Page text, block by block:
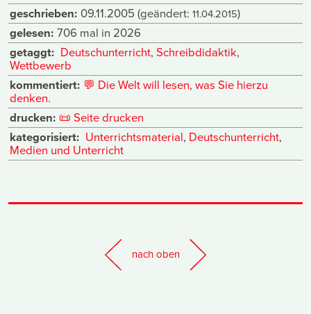
geschrieben: 09.11.2005 (geändert: 11.04.2015)
gelesen: 706 mal in 2026
getaggt: Deutschunterricht, Schreibdidaktik,
Wettbewerb
kommentiert: 💬 Die Welt will lesen, was Sie hierzu
denken.
drucken: 📜 Seite drucken
kategorisiert: Unterrichtsmaterial, Deutschunterricht,
Medien und Unterricht
nach oben